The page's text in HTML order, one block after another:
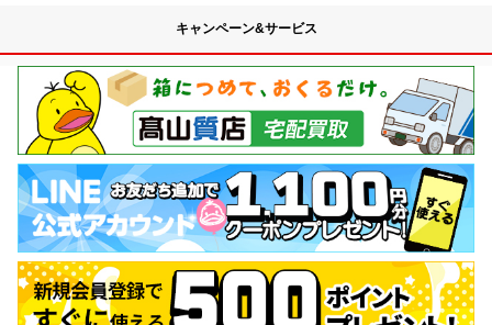
キャンペーン&サービス